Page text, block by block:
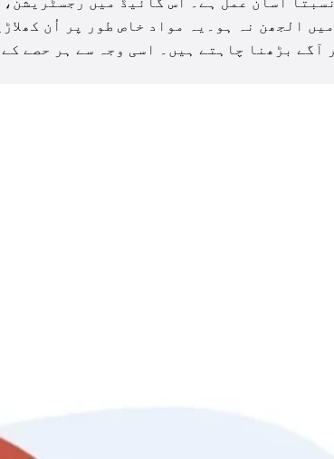
الجھن نہ ہو۔یہ مواد خاص طور پر اُن
آگے بڑھنا چاہتے ہیں۔ اسی وجہ سے ہر حصے کے